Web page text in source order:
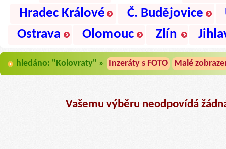
Hradec Králové
Č. Budějovice
Ostrava
Olomouc Zlín
hledáno: "Kolovraty" » Inzeráty s FOTO Malé
Vašemu výběru neodpovídá